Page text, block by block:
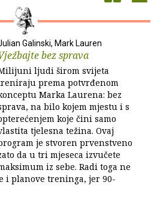
Galinski, Mark Lauren
bez sprava
ljudi širom svijeta
prema potvrđenom
Marka Laurena: bez
na bilo kojem mjestu i s
koje čini samo
tjelesna težina. Ovaj
je stvoren prvenstveno
da u tri mjeseca izvučete
iz sebe. Radi toga ne
i planove treninga, jer 90-